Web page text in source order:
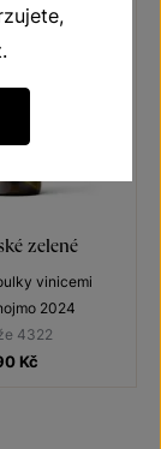
zelené
vinicemi
2024
4322
Kč